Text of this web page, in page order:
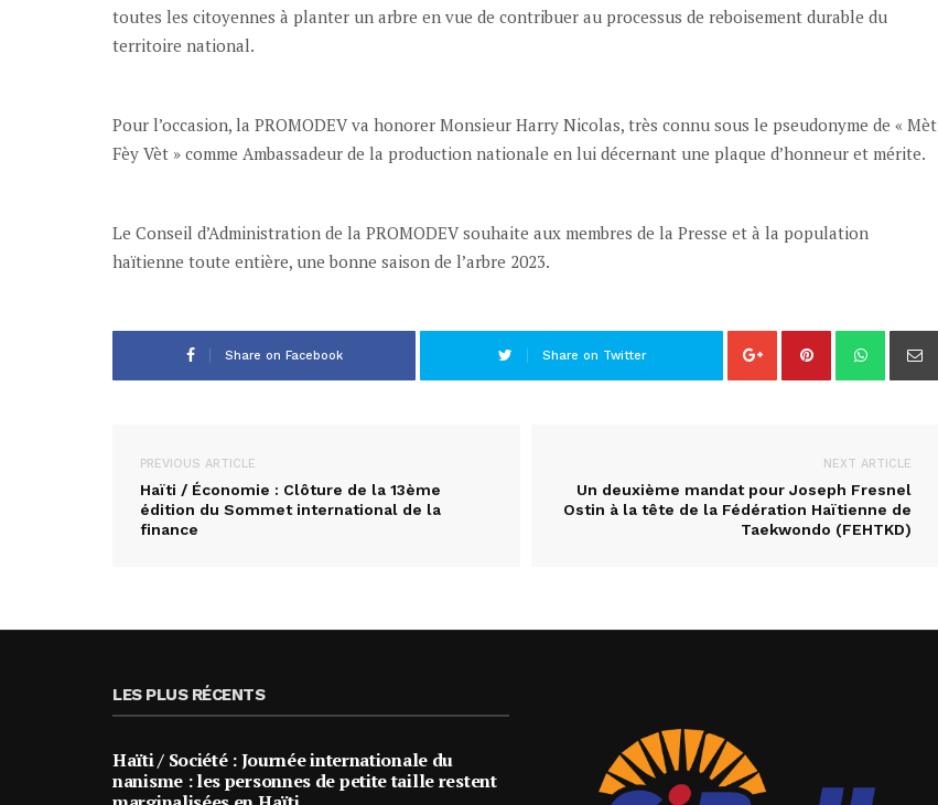
toutes les citoyennes à planter un arbre en vue de contribuer au processus de reboisement durable du
territoire national.
Pour l’occasion, la PROMODEV va honorer Monsieur Harry Nicolas, très connu sous le pseudonyme de « Mèt
Fèy Vèt » comme Ambassadeur de la production nationale en lui décernant une plaque d’honneur et mérite.
Le Conseil d’Administration de la PROMODEV souhaite aux membres de la Presse et à la population
haïtienne toute entière, une bonne saison de l’arbre 2023.
Share on Facebook Share on Twitter
PREVIOUS ARTICLE
Haïti / Économie : Clôture de la 13ème
édition du Sommet international de la
finance
NEXT ARTICLE
Un deuxième mandat pour Joseph Fresnel
Ostin à la tête de la Fédération Haïtienne de
Taekwondo (FEHTKD)
LES PLUS RÉCENTS
Haïti / Société : Journée internationale du
nanisme : les personnes de petite taille restent